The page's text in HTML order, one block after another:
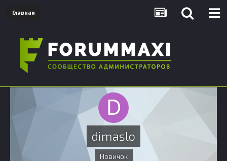
Главная
dimaslo
Новичок